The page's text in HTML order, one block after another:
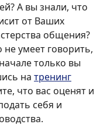
А вы знали, что
от Ваших
общения?
умеет говорить,
только вы
на тренинг
что вас оценят и
себя и